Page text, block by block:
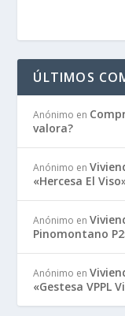
ÚLTIMOS
Anónimo en
valora?
Anónimo en
«Hercesa El
Anónimo en
Pinomontano
Anónimo en
«Gestesa VPPL